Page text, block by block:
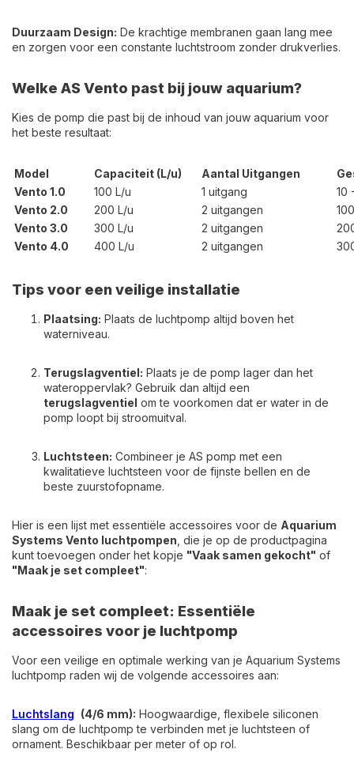
Duurzaam Design: De krachtige membranen gaan lang mee
en zorgen voor een constante luchtstroom zonder drukverlies.
Welke AS Vento past bij jouw aquarium?
Kies de pomp die past bij de inhoud van jouw aquarium voor
het beste resultaat:
Model Capaciteit (L/u) Aantal Uitgangen
Vento 1.0
100 L/u 1 uitgang
10
Vento 2.0
200 L/u 2 uitgangen
Vento 3.0
300 L/u 2 uitgangen
Vento 4.0
400 L/u 2 uitgangen
Tips voor een veilige installatie
Plaatsing: Plaats de luchtpomp altijd boven het
waterniveau.
Terugslagventiel: Plaats je de pomp lager dan het
wateroppervlak? Gebruik dan altijd een
terugslagventiel om te voorkomen dat er water in de
pomp loopt bij stroomuitval.
Luchtsteen: Combineer je AS pomp met een
kwalitatieve luchtsteen voor de fijnste bellen en de
beste zuurstofopname.
Hier is een lijst met essentiële accessoires voor de Aquarium
Systems Vento luchtpompen , die je op de productpagina
kunt toevoegen onder het kopje "Vaak samen gekocht" of
"Maak je set compleet":
Maak je set compleet: Essentiële
accessoires voor je luchtpomp
Voor een veilige en optimale werking van je Aquarium Systems
luchtpomp raden wij de volgende accessoires aan:
Luchtslang (4/6 mm): Hoogwaardige, flexibele siliconen
slang om de luchtpomp te verbinden met je luchtsteen of
ornament. Beschikbaar per meter of op rol.